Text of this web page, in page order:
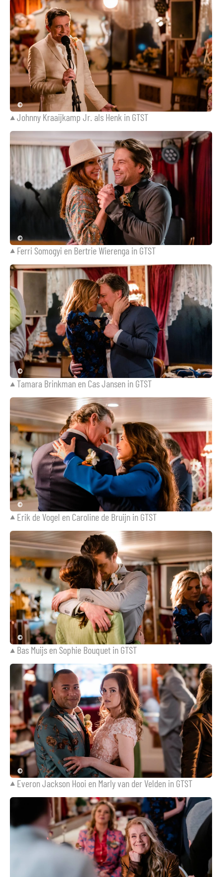
©
Johnny Kraaijkamp Jr. als Henk in GTST
©
Ferri Somogyi en Bertrie Wierenga in GTST
©
Tamara Brinkman en Cas Jansen in GTST
©
Erik de Vogel en Caroline de Bruijn in GTST
©
Bas Muijs en Sophie Bouquet in GTST
©
Everon Jackson Hooi en Marly van der Velden in GTST